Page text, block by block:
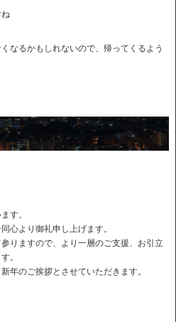
なるかもしれないので、帰ってくるよう
す。
心より御礼申し上げます。
りますので、より一層のご支援、お引立
。
年のご挨拶とさせていただきます。